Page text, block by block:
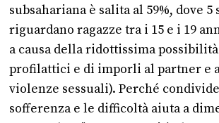
subsahariana è salita al 59%, dove 5
riguardano ragazze tra i 15 e i 19
a causa della ridottissima
profilattici e di imporli al partner e
violenze sessuali). Perché
sofferenza e le difficoltà aiuta a